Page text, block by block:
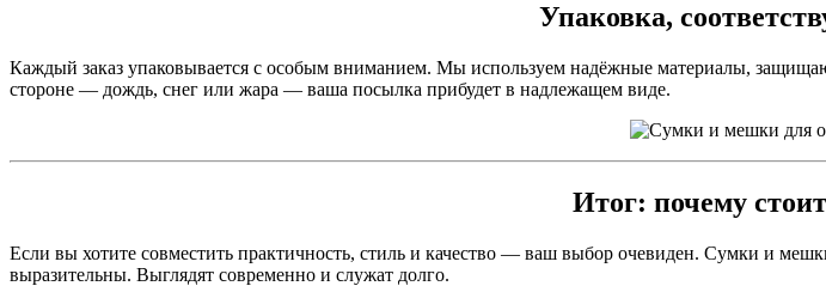
Упаковка,
Каждый заказ упаковывается с особым вниманием. Мы используем надёжные материалы,
стороне — дождь, снег или жара — ваша посылка прибудет в надлежащем виде.
Итог: почему
Если вы хотите совместить практичность, стиль и качество — ваш выбор очевиден. Сумки и
выразительны. Выглядят современно и служат долго.